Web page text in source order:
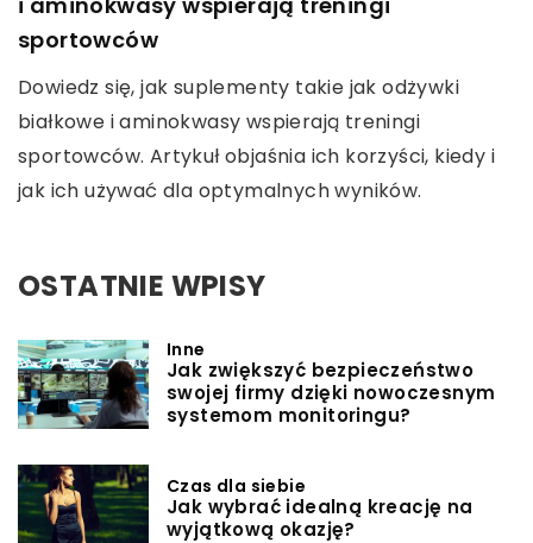
sportowców
Dowiedz się, jak suplementy takie jak odżywki
białkowe i aminokwasy wspierają treningi
sportowców. Artykuł objaśnia ich korzyści, kiedy i
jak ich używać dla optymalnych wyników.
OSTATNIE WPISY
Inne
Jak zwiększyć bezpieczeństwo
swojej firmy dzięki nowoczesnym
systemom monitoringu?
Czas dla siebie
Jak wybrać idealną kreację na
wyjątkową okazję?